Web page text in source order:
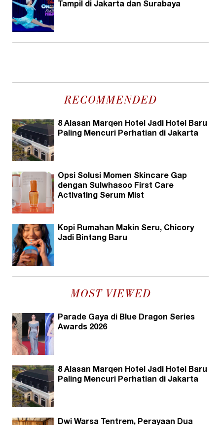
Tampil di Jakarta dan Surabaya
RECOMMENDED
8 Alasan Marqen Hotel Jadi Hotel Baru
Paling Mencuri Perhatian di Jakarta
Opsi Solusi Momen Skincare Gap
dengan Sulwhasoo First Care
Activating Serum Mist
Kopi Rumahan Makin Seru, Chicory
Jadi Bintang Baru
MOST VIEWED
Parade Gaya di Blue Dragon Series
Awards 2026
8 Alasan Marqen Hotel Jadi Hotel Baru
Paling Mencuri Perhatian di Jakarta
Dwi Warsa Tentrem, Perayaan Dua